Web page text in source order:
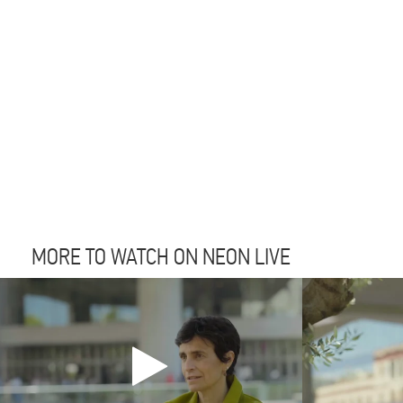
MORE TO WATCH ON NEON LIVE